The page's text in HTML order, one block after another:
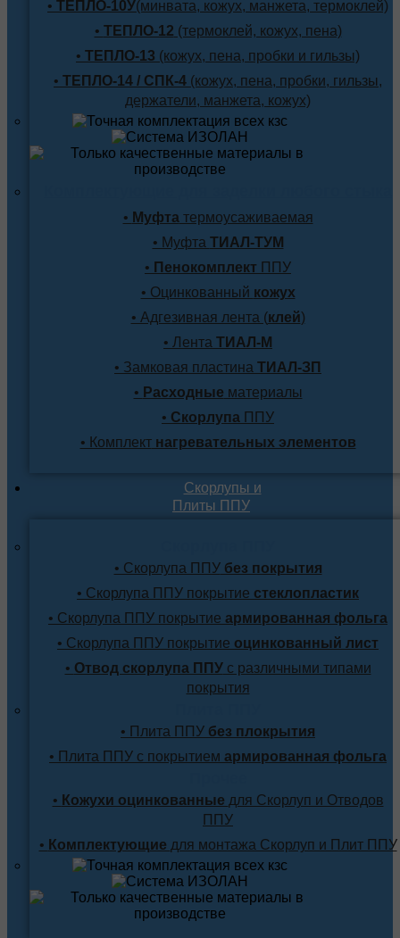
• ТЕПЛО-10У(минвата, кожух, манжета, термоклей)
• ТЕПЛО-12 (термоклей, кожух, пена)
• ТЕПЛО-13 (кожух, пена, пробки и гильзы)
• ТЕПЛО-14 / СПК-4 (кожух, пена, пробки, гильзы,
держатели, манжета, кожух)
• Муфтатермоусаживаемая
• Муфта ТИАЛ-ТУМ
• Пенокомплект ППУ
• Оцинкованный кожух
• Адгезивная лента (клей)
• Лента ТИАЛ-М
• Замковая пластина ТИАЛ-ЗП
• Расходные материалы
• Скорлупа ППУ
• Комплектнагревательных элементов
Скорлупы и
Плиты ППУ
• Скорлупа ППУбез покрытия
• Скорлупа ППУ покрытие стеклопластик
• Скорлупа ППУ покрытие армированная фольга
• Скорлупа ППУ покрытие оцинкованный лист
• Отвод скорлупа ППУс различными типами
покрытия
• Плита ППУ без плокрытия
• Плита ППУ с покрытием армированная фольга
• Кожухи оцинкованные для Скорлуп и Отводов
ППУ
• Комплектующие для монтажа Скорлуп и Плит ППУ